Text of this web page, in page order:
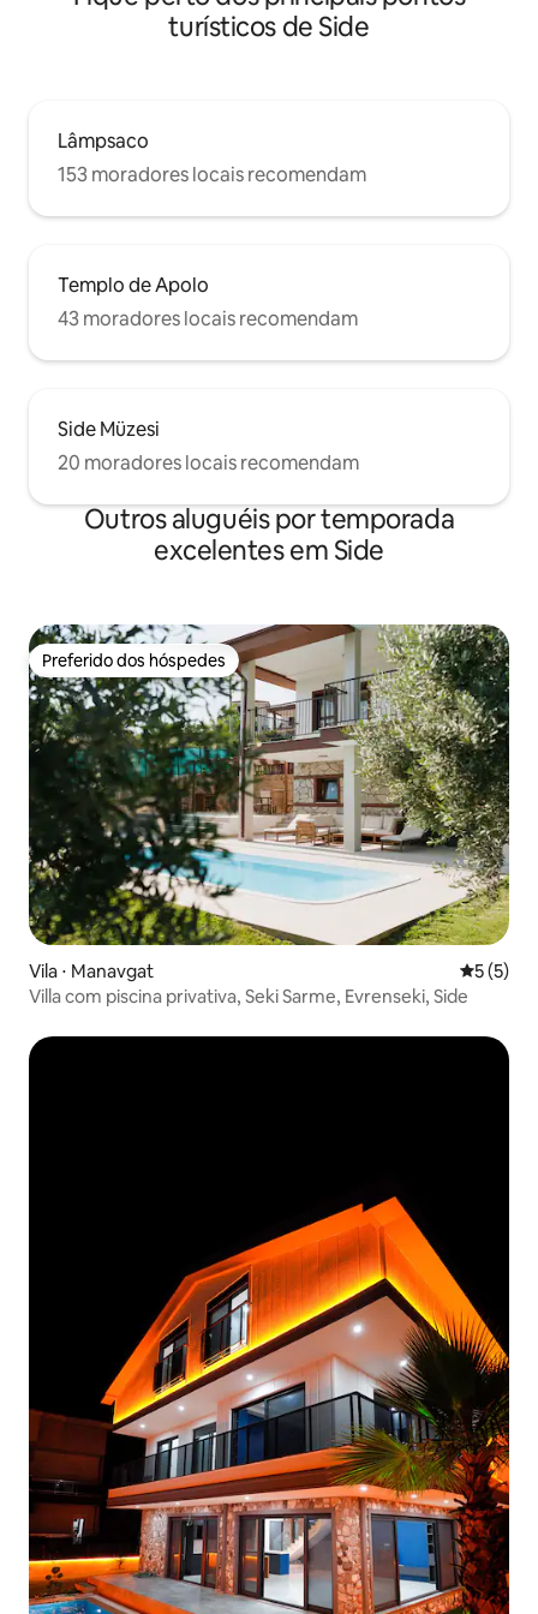
turísticos de Side
Lâmpsaco
153 moradores locais recomendam
Templo de Apolo
43 moradores locais recomendam
Side Müzesi
20 moradores locais recomendam
Outros aluguéis por temporada
excelentes em Side
Preferido dos hóspedes
Preferido dos hóspedes
Vila ⋅ Manavgat 5 de
5 (5)
Villa com piscina privativa, Seki Sarme, Evrenseki, Side